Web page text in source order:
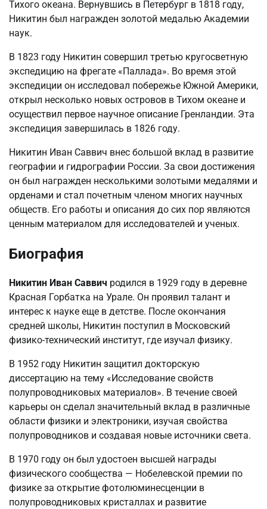
Тихого океана. Вернувшись в Петербург в 1818 году,
Никитин был награжден золотой медалью Академии
наук.
В 1823 году Никитин совершил третью кругосветную
экспедицию на фрегате «Паллада». Во время этой
экспедиции он исследовал побережье Южной Америки,
открыл несколько новых островов в Тихом океане и
осуществил первое научное описание Гренландии. Эта
экспедиция завершилась в 1826 году.
Никитин Иван Саввич внес большой вклад в развитие
географии и гидрографии России. За свои достижения
он был награжден несколькими золотыми медалями и
орденами и стал почетным членом многих научных
обществ. Его работы и описания до сих пор являются
ценным материалом для исследователей и ученых.
Биография
Никитин Иван Саввич родился в 1929 году в деревне
Красная Горбатка на Урале. Он проявил талант и
интерес к науке еще в детстве. После окончания
средней школы, Никитин поступил в Московский
физико-технический институт, где изучал физику.
В 1952 году Никитин защитил докторскую
диссертацию на тему «Исследование свойств
полупроводниковых материалов». В течение своей
карьеры он сделал значительный вклад в различные
области физики и электроники, изучая свойства
полупроводников и создавая новые источники света.
В 1970 году он был удостоен высшей награды
физического сообщества — Нобелевской премии по
физике за открытие фотолюминесценции в
полупроводниковых кристаллах и развитие